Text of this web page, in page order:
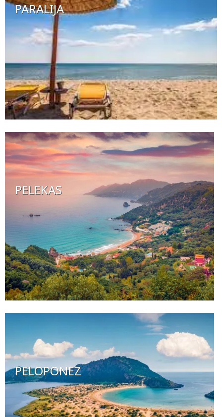
PARALIJA
PELEKAS
PELOPONEZ